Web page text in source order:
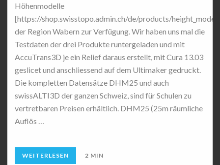
Höhenmodelle
[https://shop.swisstopo.admin.ch/de/products/
der Region Wabern zur Verfügung. Wir haben uns mal die
Testdaten der drei Produkte runtergeladen und mit
AccuTrans3D je ein Relief daraus erstellt, mit Cura 13.03
geslicet und anschliessend auf dem Ultimaker gedruckt.
Die kompletten Datensätze DHM25 und auch
swissALTI3D der ganzen Schweiz, sind für Schulen zu
vertretbaren Preisen erhältlich. DHM25 (25m räumliche
Auflös …
WEITERLESEN 2 MIN